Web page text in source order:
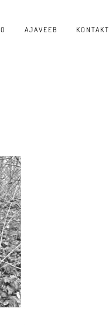
AJAVEEB KONTAKT